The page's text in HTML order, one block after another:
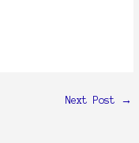
Next Post →